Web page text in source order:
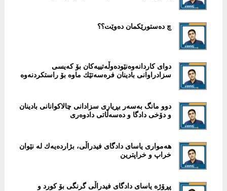
چ دەستورێكمان دەوێت؟؟
دوای كاردانەوەنێودەوڵەتییەکان بۆ کەیسى
سزادراوانى بادینان فرەسەتێك ماوە بۆ راستكردنەوە
دوو مانگ بەسەر بڕیاری سزادانی چالاكوانانی بادینان
و دۆخی دادگا و دەسەڵاتی دادوەری
هەمواری یاسای دادگای فیدراڵی، بژاردەیەك لە نێوان
خراپ و خراپترین
پڕۆژە یاسای دادگای فیدراڵی گرنگی بۆ كورد و